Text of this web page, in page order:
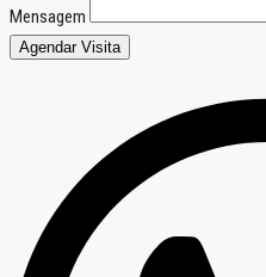
Mensagem
Agendar Visita